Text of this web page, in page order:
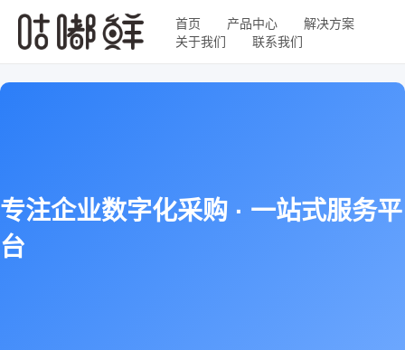
首页 产品中心
解决方案
关于我们
联系我们
专注企业数字化采购 · 一站式服务平
台